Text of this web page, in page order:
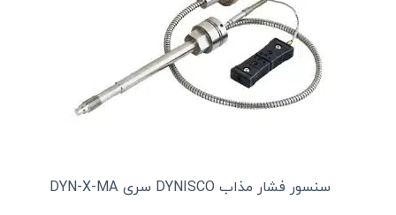
سنسور فشار مذاب DYNISCO سری DYN-X-MA